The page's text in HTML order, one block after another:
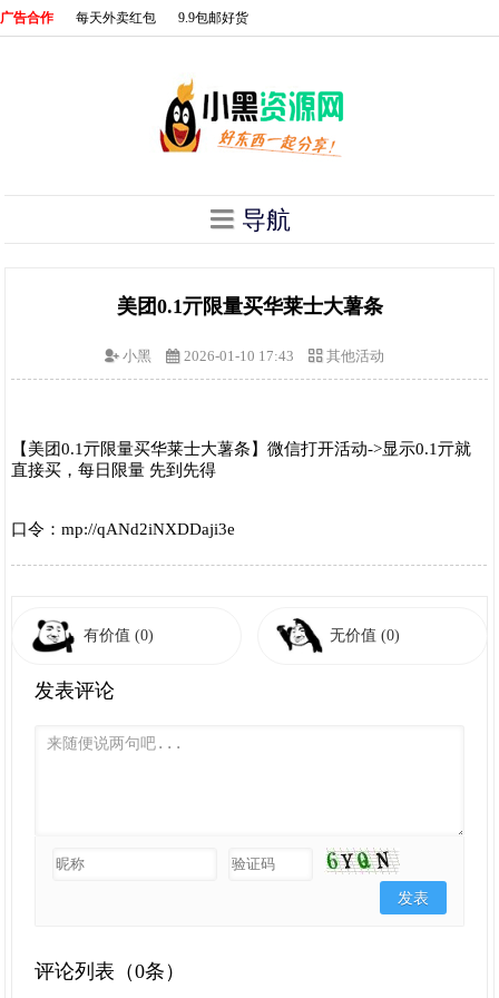
广告合作 每天外卖红包 9.9包邮好货
导航
美团0.1亓限量买华莱士大薯条
小黑 2026-01-10 17:43 其他活动
【美团0.1亓限量买华莱士大薯条】微信打开活动->显示0.1亓就
直接买，每日限量 先到先得
口令：mp://qANd2iNXDDaji3e
有价值(0) 无价值 (0)
发表评论
评论列表（0条）